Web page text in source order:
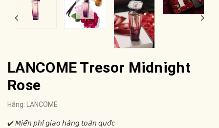
LANCOME Tresor Midnight
Rose
Hãng: LANCOME
✔️ 𝘔𝘪𝘦̂̃𝘯 𝘱𝘩𝘪́ 𝘨𝘪𝘢𝘰 𝘩𝘢̀𝘯𝘨 𝘵𝘰𝘢̀𝘯 𝘲𝘶𝘰̂́𝘤